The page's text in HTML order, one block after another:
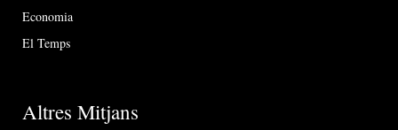
Economia
El Temps
Altres Mitjans